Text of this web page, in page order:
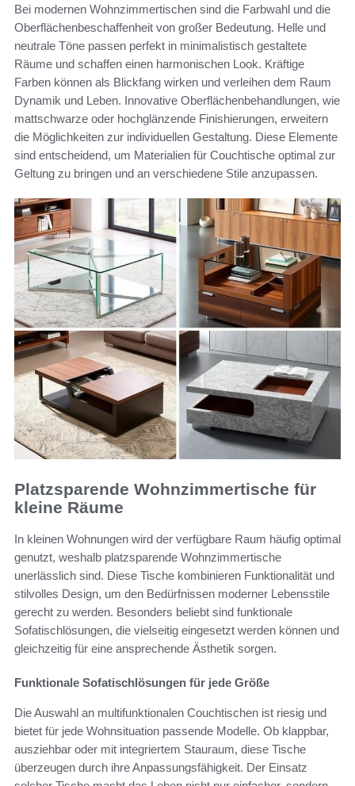
Bei modernen Wohnzimmertischen sind die Farbwahl und die
Oberflächenbeschaffenheit von großer Bedeutung. Helle und
neutrale Töne passen perfekt in minimalistisch gestaltete
Räume und schaffen einen harmonischen Look. Kräftige
Farben können als Blickfang wirken und verleihen dem Raum
Dynamik und Leben. Innovative Oberflächenbehandlungen, wie
mattschwarze oder hochglänzende Finishierungen, erweitern
die Möglichkeiten zur individuellen Gestaltung. Diese Elemente
sind entscheidend, um Materialien für Couchtische optimal zur
Geltung zu bringen und an verschiedene Stile anzupassen.
Platzsparende Wohnzimmertische für
kleine Räume
In kleinen Wohnungen wird der verfügbare Raum häufig optimal
genutzt, weshalb platzsparende Wohnzimmertische
unerlässlich sind. Diese Tische kombinieren Funktionalität und
stilvolles Design, um den Bedürfnissen moderner Lebensstile
gerecht zu werden. Besonders beliebt sind funktionale
Sofatischlösungen, die vielseitig eingesetzt werden können und
gleichzeitig für eine ansprechende Ästhetik sorgen.
Funktionale Sofatischlösungen für jede Größe
Die Auswahl an multifunktionalen Couchtischen ist riesig und
bietet für jede Wohnsituation passende Modelle. Ob klappbar,
ausziehbar oder mit integriertem Stauraum, diese Tische
überzeugen durch ihre Anpassungsfähigkeit. Der Einsatz